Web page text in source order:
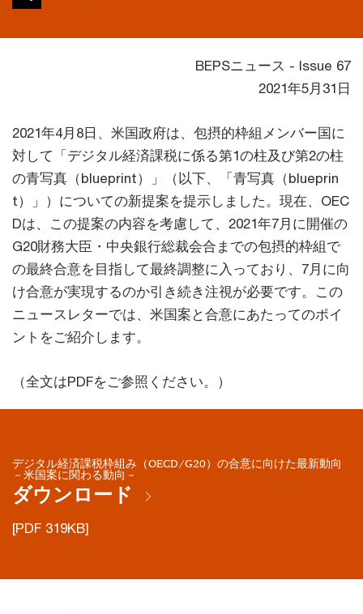
BEPSニュース - Issue 67
2021年5月31日
2021年4月8日、米国政府は、包摂的枠組メンバー国に
対して「デジタル経済課税に係る第1の柱及び第2の柱
の青写真（blueprint）」（以下、「青写真（blueprin
t）」）についての新提案を提示しました。現在、OEC
Dは、この提案の内容を考慮して、2021年7月に開催の
G20財務大臣・中央銀行総裁会合までの包摂的枠組で
の最終合意を目指して最終調整に入っており、7月に向
け合意が実現するのか引き続き注視が必要です。この
ニュースレターでは、米国案と合意にあたってのポイ
ントをご紹介します。
（全文はPDFをご参照ください。）
デジタル経済課税枠組み（OECD/G20）の合意に向けた最新動向
－米国案に関わる動向－
ダウンロード
[PDF 319KB]